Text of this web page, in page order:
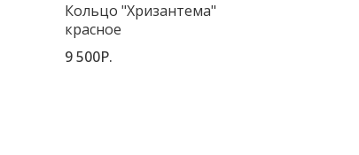
Кольцо "Хризантема"
красное
9 500Р.